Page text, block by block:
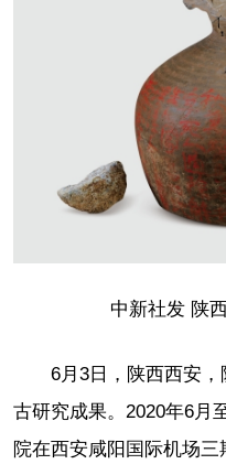
中新社发 陕
6月3日，陕西西安
古研究成果。2020年6月
院在西安咸阳国际机场